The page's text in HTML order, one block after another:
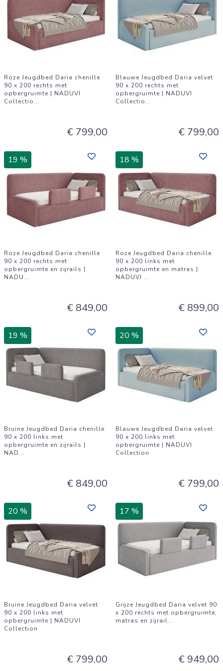
Roze Jeugdbed Daria chenille
90 x 200 rechts met
opbergruimte | NADUVI
Collectio...
€ 799,00
Blauwe Jeugdbed Daria velvet
90 x 200 rechts met
opbergruimte | NADUVI
Collectio...
€ 799,00
19 %
Roze Jeugdbed Daria chenille
90 x 200 rechts met
opbergruimte en zijrails |
NADU...
€ 849,00
18 %
Roze Jeugdbed Daria chenille
90 x 200 links met
opbergruimte en matras |
NADUVI ...
€ 899,00
19 %
Bruine Jeugdbed Daria chenille
90 x 200 links met
opbergruimte en zijrails |
NAD...
€ 849,00
20 %
Blauwe Jeugdbed Daria velvet
90 x 200 links met
opbergruimte | NADUVI
Collection
€ 799,00
20 %
Bruine Jeugdbed Daria velvet
90 x 200 links met
opbergruimte | NADUVI
Collection
€ 799,00
17 %
Grijze Jeugdbed Daria velvet 90
x 200 rechts met opbergruimte,
matras en zijrail...
€ 949,00